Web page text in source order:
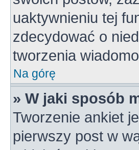
uaktywnieniu tej
zdecydować o
tworzenia
Na górę
» W jaki sposób
Tworzenie ankiet
pierwszy post w